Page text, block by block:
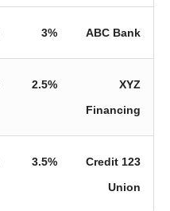
ABC Bank
3%
XYZ
Financing
2.5%
123 Credit
Union
3.5%